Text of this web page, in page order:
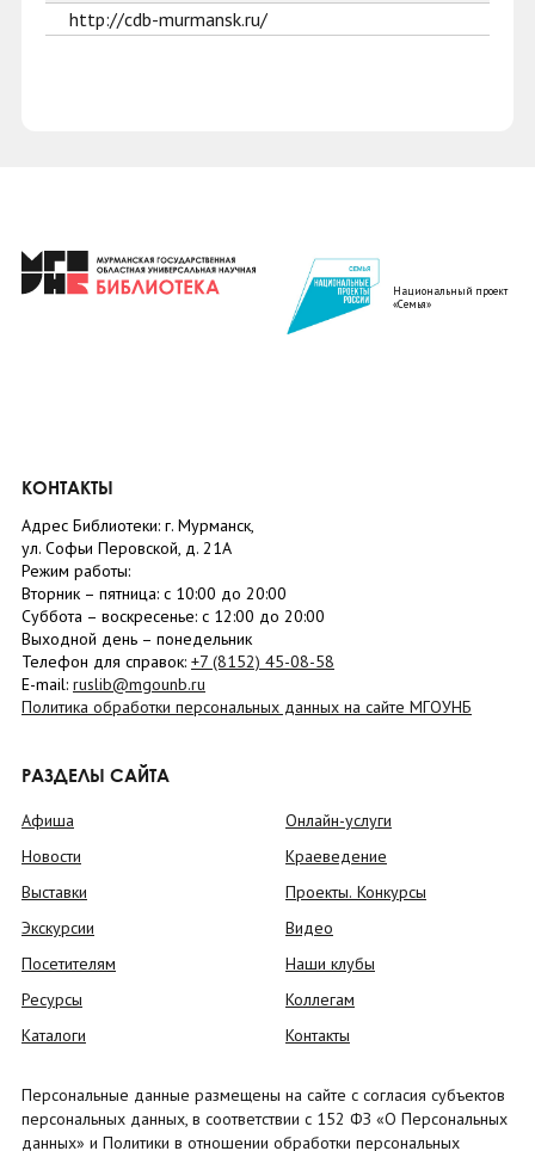
http://cdb-murmansk.ru/
Национальный проект
«Семья»
КОНТАКТЫ
Адрес Библиотеки: г. Мурманск,
ул. Софьи Перовской, д. 21А
Режим работы:
Вторник – пятница: с 10:00 до 20:00
Суббота – воскресенье: c 12:00 до 20:00
Выходной день – понедельник
Телефон для справок: +7 (8152) 45-08-58
E-mail: ruslib@mgounb.ru
Политика обработки персональных данных на сайте МГОУНБ
РАЗДЕЛЫ САЙТА
Афиша
Новости
Выставки
Экскурсии
Посетителям
Ресурсы
Каталоги
Онлайн-услуги
Краеведение
Проекты. Конкурсы
Видео
Наши клубы
Коллегам
Контакты
Персональные данные размещены на сайте с согласия субъектов
персональных данных, в соответствии с 152 ФЗ «О Персональных
данных» и Политики в отношении обработки персональных